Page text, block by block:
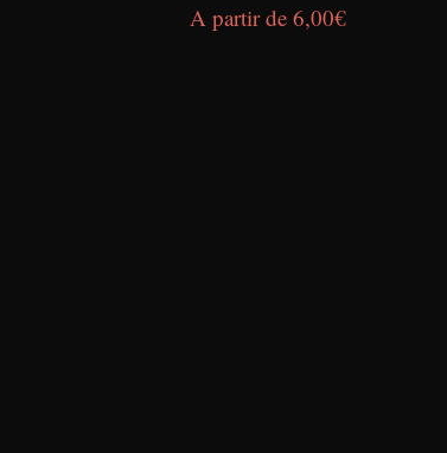
A partir de6,00€